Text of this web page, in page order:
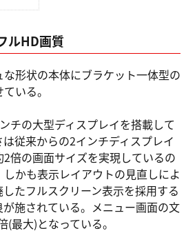
ルHD画質
形状の本体にブラケット一体型の
いる。
チの大型ディスプレイを搭載して
従来からの2インチディスプレイ
倍の画面サイズを実現しているの
かも表示レイアウトの見直しによ
たフルスクリーン表示を採用する
施されている。メニュー画面の文
最大)となっている。